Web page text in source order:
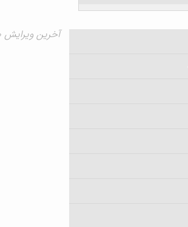
آخرین ویرایش ۳۰ مرداد ۱۴۰۲